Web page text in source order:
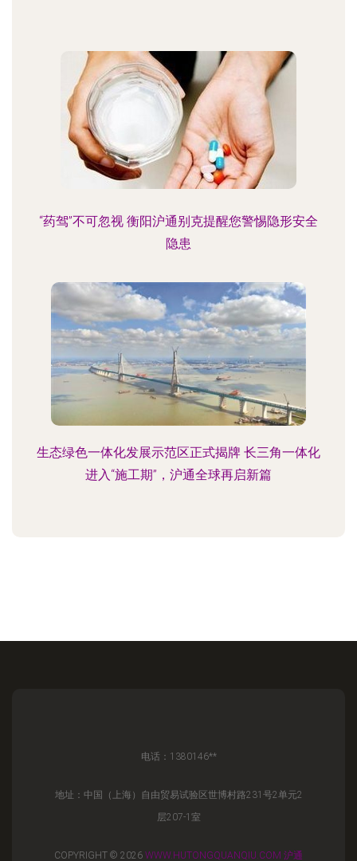
“药驾”不可忽视 衡阳沪通别克提醒您警惕隐形安全
隐患
生态绿色一体化发展示范区正式揭牌 长三角一体化
进入“施工期”，沪通全球再启新篇
电话：1380146**
地址：中国（上海）自由贸易试验区世博村路231号2单元2
层207-1室
COPYRIGHT © 2026 WWW.HUTONGQUANQIU.COM 沪通